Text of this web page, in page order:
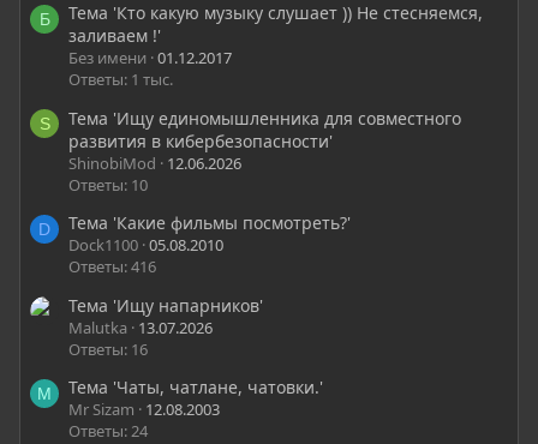
Б
Тема 'Кто какую музыку слушает )) Не стесняемся,
заливаем !'
Без имени 01.12.2017
Ответы: 1 тыс.
S
Тема 'Ищу единомышленника для совместного
развития в кибербезопасности'
ShinobiMod
12.06.2026
Ответы: 10
D Тема 'Какие фильмы посмотреть?'
Dock1100 05.08.2010
Ответы: 416
Тема 'Ищу напарников'
Malutka
13.07.2026
Ответы: 16
M Тема 'Чаты, чатлане, чатовки.'
Mr Sizam
12.08.2003
Ответы: 24